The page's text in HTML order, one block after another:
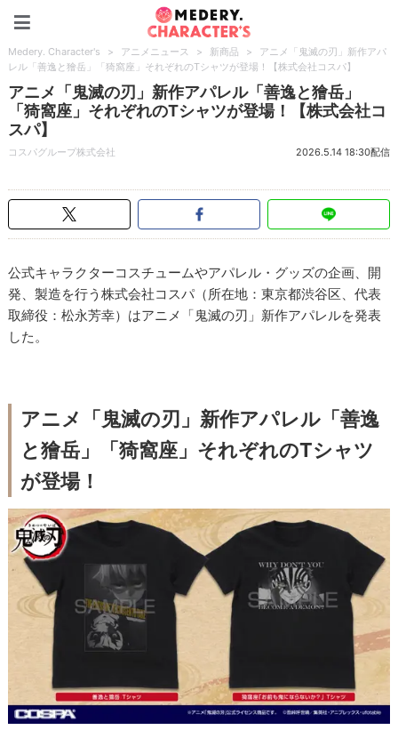
Medery. Character's > アニメニュース > 新商品 >
アニメ「鬼滅の刃」新作アパ
レル「善逸と獪岳」「猗窩座」それぞれのTシャツが登場！【株式会社コスパ】
アニメ「鬼滅の刃」新作アパレル「善逸と獪岳」
「猗窩座」それぞれのTシャツが登場！【株式会社コ
スパ】
コスパグループ株式会社 2026.5.14 18:30配信
公式キャラクターコスチュームやアパレル・グッズの企画、開
発、製造を行う株式会社コスパ（所在地：東京都渋谷区、代表
取締役：松永芳幸）はアニメ「鬼滅の刃」新作アパレルを発表
した。
アニメ「鬼滅の刃」新作アパレル「善逸
と獪岳」「猗窩座」それぞれのTシャツ
が登場！